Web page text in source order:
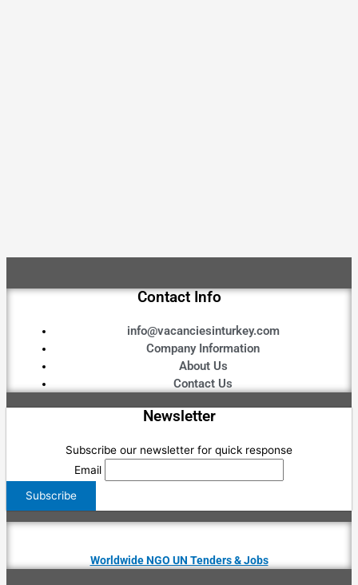
Contact Info
info@vacanciesinturkey.com
Company Information
About Us
Contact Us
Newsletter
Subscribe our newsletter for quick response
Email
Worldwide NGO UN Tenders & Jobs